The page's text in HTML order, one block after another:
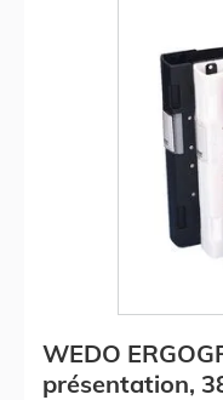
WEDO
présentation,